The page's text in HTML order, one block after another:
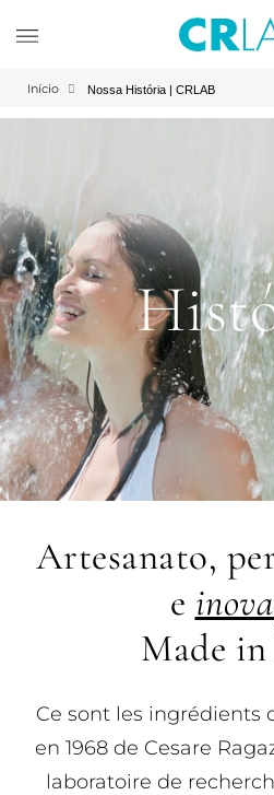
Início Nossa História | CRLAB
Artesanato,
e
Made
Ce sont les ingrédients
en 1968 de Cesare
laboratoire de